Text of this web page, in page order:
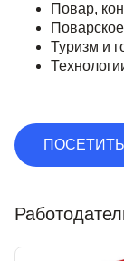
Повар,
Туризм и